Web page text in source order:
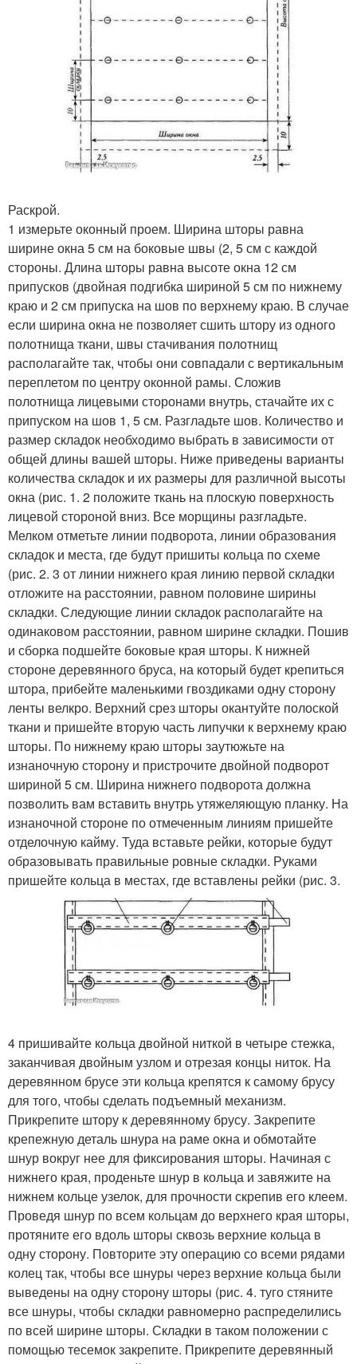
Раскрой.
1 измерьте оконный проем. Ширина шторы равна
ширине окна 5 см на боковые швы (2, 5 см с каждой
стороны. Длина шторы равна высоте окна 12 см
припусков (двойная подгибка шириной 5 см по нижнему
краю и 2 см припуска на шов по верхнему краю. В случае
если ширина окна не позволяет сшить штору из одного
полотнища ткани, швы стачивания полотнищ
располагайте так, чтобы они совпадали с вертикальным
переплетом по центру оконной рамы. Сложив
полотнища лицевыми сторонами внутрь, стачайте их с
припуском на шов 1, 5 см. Разгладьте шов. Количество и
размер складок необходимо выбрать в зависимости от
общей длины вашей шторы. Ниже приведены варианты
количества складок и их размеры для различной высоты
окна (рис. 1. 2 положите ткань на плоскую поверхность
лицевой стороной вниз. Все морщины разгладьте.
Мелком отметьте линии подворота, линии образования
складок и места, где будут пришиты кольца по схеме
(рис. 2. 3 от линии нижнего края линию первой складки
отложите на расстоянии, равном половине ширины
складки. Следующие линии складок располагайте на
одинаковом расстоянии, равном ширине складки. Пошив
и сборка подшейте боковые края шторы. К нижней
стороне деревянного бруса, на который будет крепиться
штора, прибейте маленькими гвоздиками одну сторону
ленты велкро. Верхний срез шторы окантуйте полоской
ткани и пришейте вторую часть липучки к верхнему краю
шторы. По нижнему краю шторы заутюжьте на
изнаночную сторону и пристрочите двойной подворот
шириной 5 см. Ширина нижнего подворота должна
позволить вам вставить внутрь утяжеляющую планку. На
изнаночной стороне по отмеченным линиям пришейте
отделочную кайму. Туда вставьте рейки, которые будут
образовывать правильные ровные складки. Руками
пришейте кольца в местах, где вставлены рейки (рис. 3.
4 пришивайте кольца двойной ниткой в четыре стежка,
заканчивая двойным узлом и отрезая концы ниток. На
деревянном брусе эти кольца крепятся к самому брусу
для того, чтобы сделать подъемный механизм.
Прикрепите штору к деревянному брусу. Закрепите
крепежную деталь шнура на раме окна и обмотайте
шнур вокруг нее для фиксирования шторы. Начиная с
нижнего края, проденьте шнур в кольца и завяжите на
нижнем кольце узелок, для прочности скрепив его клеем.
Проведя шнур по всем кольцам до верхнего края шторы,
протяните его вдоль шторы сквозь верхние кольца в
одну сторону. Повторите эту операцию со всеми рядами
колец так, чтобы все шнуры через верхние кольца были
выведены на одну сторону шторы (рис. 4. туго стяните
все шнуры, чтобы складки равномерно распределились
по всей ширине шторы. Складки в таком положении с
помощью тесемок закрепите. Прикрепите деревянный